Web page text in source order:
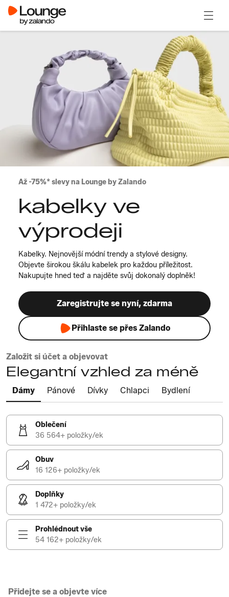
Až -75%* slevy na Lounge by Zalando
kabelky ve
výprodeji
Kabelky. Nejnovější módní trendy a stylové designy.
Objevte širokou škálu kabelek pro každou příležitost.
Nakupujte hned teď a najděte svůj dokonalý doplněk!
Zaregistrujte se nyní, zdarma
Přihlaste se přes Zalando
Založit si účet a objevovat
Elegantní vzhled za méně
Dámy Pánové Dívky Chlapci Bydlení
Oblečení
36 564+ položky/ek
Obuv
16 126+ položky/ek
Doplňky
1 472+ položky/ek
Prohlédnout vše
54 162+ položky/ek
Přidejte se a objevte více